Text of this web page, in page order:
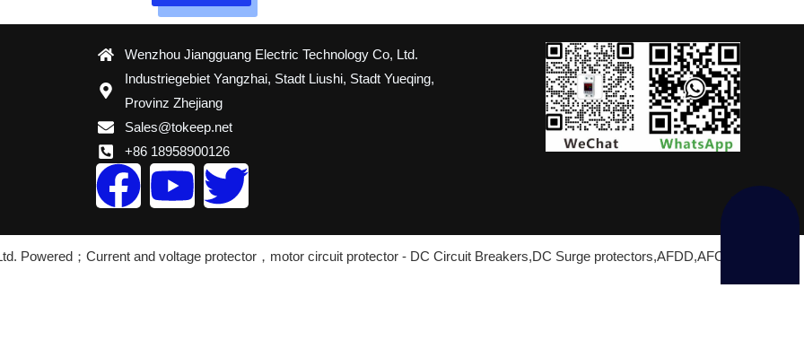
Wenzhou Jiangguang Electric Technology Co, Ltd.
Industriegebiet Yangzhai, Stadt Liushi, Stadt Yueqing,
Provinz Zhejiang
Sales@tokeep.net
+86 18958900126
F
a
c
Y
o
u
T
w
i
Powered；Current and voltage protector，motor circuit protector - DC Circuit Breakers,DC Surge protectors,AFDD,AFCI,ATS